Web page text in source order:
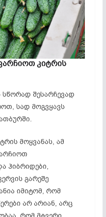
კიტრის
სწორად შესარჩევად
სად მოგვყავს
მოყვანას, ამ
ჰიბრიდები,
გარეშე
იმიტომ, რომ
არ არიან, არც